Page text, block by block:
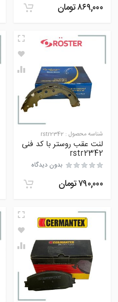
۸۶۹,۰۰۰تومان
شناسه محصول : rstr2342
لنت عقب روستر با کد فنی
rstr2342
بدون دیدگاه
۷۹۰,۰۰۰تومان